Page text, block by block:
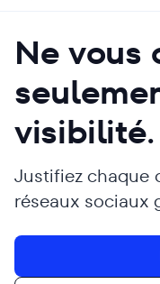
Ne vous
visibilité.
Justifiez chaque
réseaux sociaux